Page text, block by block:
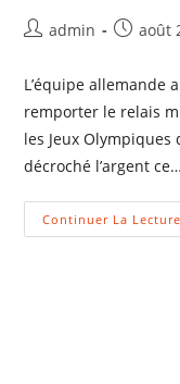
admin août
L’équipe allemande
remporter le relais
les Jeux Olympiques
décroché l’argent ce…
Continuer La Lecture